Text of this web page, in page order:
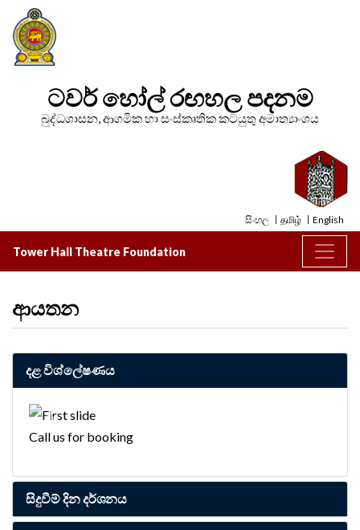
ටවර් හෝල් රඟහල පදනම
බුද්ධශාසන, ආගමික හා සංස්කෘතික කටයුතු අමාත්‍යාංශය
සිංහල தமிழ் English
Tower Hall Theatre Foundation
ආයතන
දළ විශ්ලේෂණය
Previous
Call us for booking
සිදුවීම් දින දර්ශනය